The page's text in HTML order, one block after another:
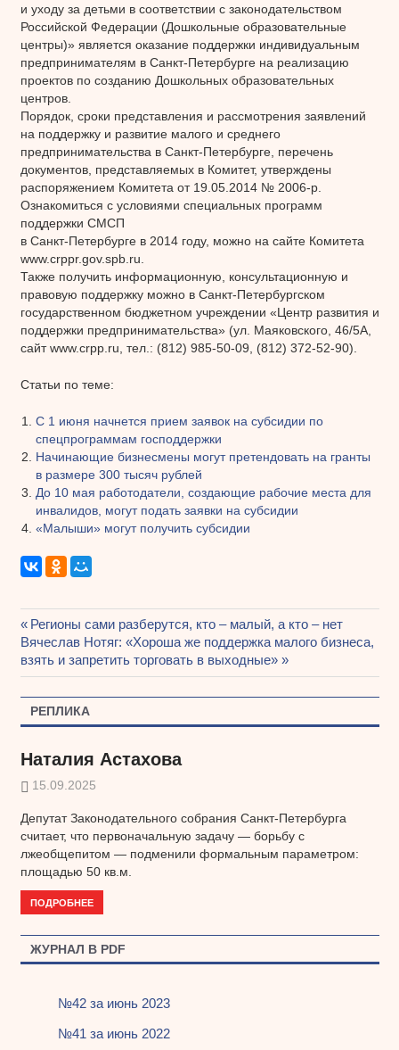
и уходу за детьми в соответствии с законодательством
Российской Федерации (Дошкольные образовательные
центры)» является оказание поддержки индивидуальным
предпринимателям в Санкт-Петербурге на реализацию
проектов по созданию Дошкольных образовательных
центров.
Порядок, сроки представления и рассмотрения заявлений
на поддержку и развитие малого и среднего
предпринимательства в Санкт-Петербурге, перечень
документов, представляемых в Комитет, утверждены
распоряжением Комитета от 19.05.2014 № 2006-р.
Ознакомиться с условиями специальных программ
поддержки СМСП
в Санкт-Петербурге в 2014 году, можно на сайте Комитета
www.crppr.gov.spb.ru.
Также получить информационную, консультационную и
правовую поддержку можно в Санкт-Петербургском
государственном бюджетном учреждении «Центр развития и
поддержки предпринимательства» (ул. Маяковского, 46/5А,
сайт www.crpp.ru, тел.: (812) 985-50-09, (812) 372-52-90).
Статьи по теме:
С 1 июня начнется прием заявок на субсидии по
спецпрограммам господдержки
Начинающие бизнесмены могут претендовать на гранты
в размере 300 тысяч рублей
До 10 мая работодатели, создающие рабочие места для
инвалидов, могут подать заявки на субсидии
«Малыши» могут получить субсидии
Навигация
по
записям
Предыдущая
запись:
Регионы сами разберутся, кто – малый, а кто – нет
Следующая
запись:
Вячеслав Нотяг: «Хороша же поддержка малого бизнеса,
взять и запретить торговать в выходные»
РЕПЛИКА
Наталия Астахова
15.09.2025
Депутат Законодательного собрания Санкт-Петербурга
считает, что первоначальную задачу — борьбу с
лжеобщепитом — подменили формальным параметром:
площадью 50 кв.м.
ПОДРОБНЕЕ
ЖУРНАЛ В PDF
№42 за июнь 2023
№41 за июнь 2022